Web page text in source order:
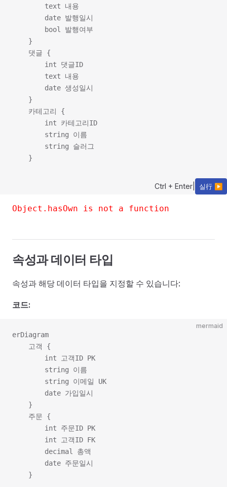
        text 내용
        date 발행일시
        bool 발행여부
    }
    댓글 {
        int 댓글ID
        text 내용
        date 생성일시
    }
    카테고리 {
        int 카테고리ID
        string 이름
        string 슬러그
Ctrl + Enter 실行 ▶
Object.hasOwn is not a function
속성과 데이터 타입
속성과 해당 데이터 타입을 지정할 수 있습니다:
코드:
mermaid
erDiagram
    고객 {
        int 고객ID PK
        string 이름
        string 이메일 UK
        date 가입일시
    }
    주문 {
        int 주문ID PK
        int 고객ID FK
        decimal 총액
        date 주문일시